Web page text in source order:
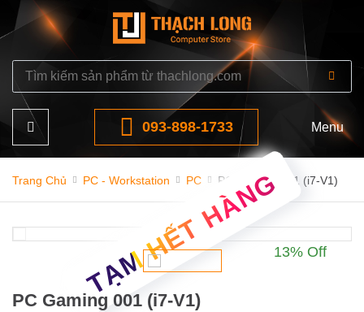
093-898-1733 Menu
Trang Chủ PC - Workstation PC PC Gaming 001 (i7-V1)
13% Off
TẠM HẾT HÀNG
PC Gaming 001 (i7-V1)